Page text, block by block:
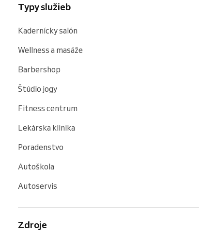
Typy služieb
Kadernícky salón
Wellness a masáže
Barbershop
Štúdio jogy
Fitness centrum
Lekárska klinika
Poradenstvo
Autoškola
Autoservis
Zdroje